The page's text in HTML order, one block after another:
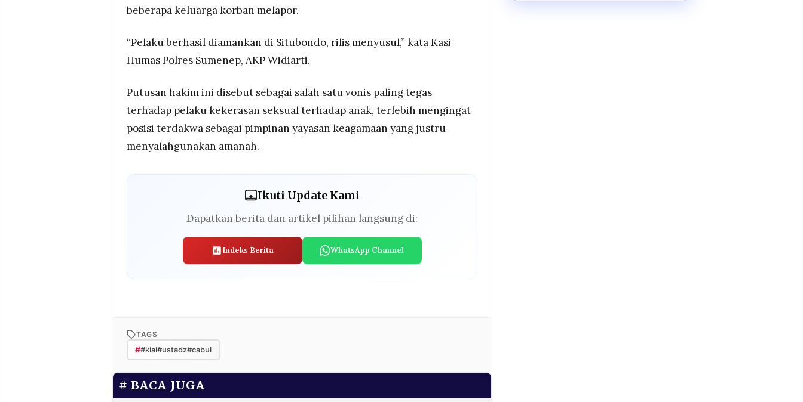
beberapa keluarga korban melapor.
“Pelaku berhasil diamankan di Situbondo, rilis menyusul,” kata Kasi
Humas Polres Sumenep, AKP Widiarti.
Putusan hakim ini disebut sebagai salah satu vonis paling tegas
terhadap pelaku kekerasan seksual terhadap anak, terlebih mengingat
posisi terdakwa sebagai pimpinan yayasan keagamaan yang justru
menyalahgunakan amanah.
Ikuti Update Kami
Dapatkan berita dan artikel pilihan langsung di:
Indeks Berita WhatsApp Channel
TAGS
##kiai#ustadz#cabul
BACA JUGA